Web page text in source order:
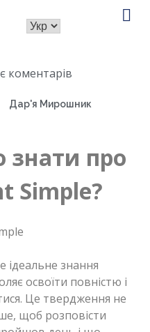
коментарів
Дар'я Мирошник
знати про
Simple?
знання
освоїти повністю і
Це твердження не
щоб розповісти